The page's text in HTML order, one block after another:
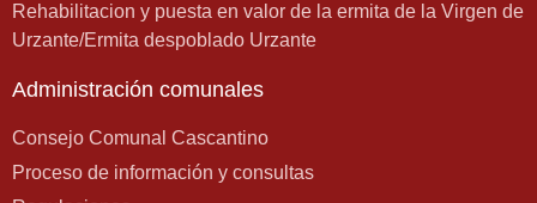
Rehabilitacion y puesta en valor de la ermita de la Virgen de
Urzante/Ermita despoblado Urzante
Administración comunales
Consejo Comunal Cascantino
Proceso de información y consultas